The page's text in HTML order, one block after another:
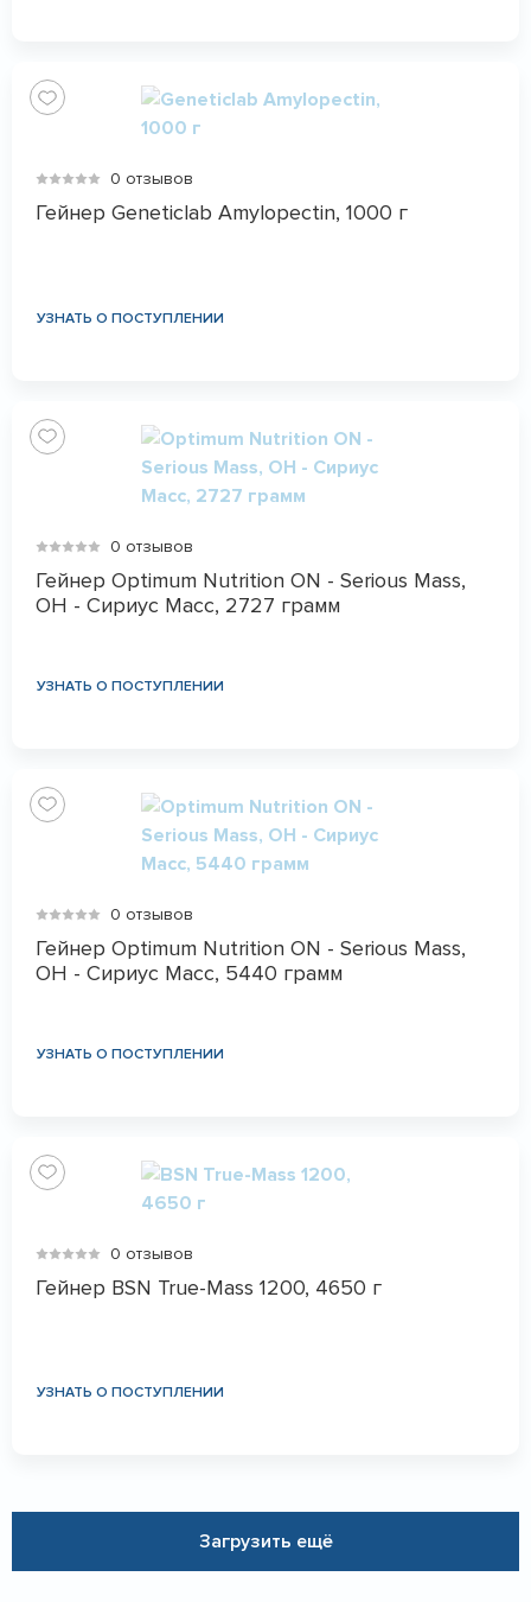
0 отзывов
Гейнер Geneticlab Amylopectin, 1000 г
УЗНАТЬ О ПОСТУПЛЕНИИ
0 отзывов
Гейнер Optimum Nutrition ON - Serious Mass,
ОН - Сириус Масс, 2727 грамм
УЗНАТЬ О ПОСТУПЛЕНИИ
0 отзывов
Гейнер Optimum Nutrition ON - Serious Mass,
ОН - Сириус Масс, 5440 грамм
УЗНАТЬ О ПОСТУПЛЕНИИ
0 отзывов
Гейнер BSN True-Mass 1200, 4650 г
УЗНАТЬ О ПОСТУПЛЕНИИ
Загрузить ещё